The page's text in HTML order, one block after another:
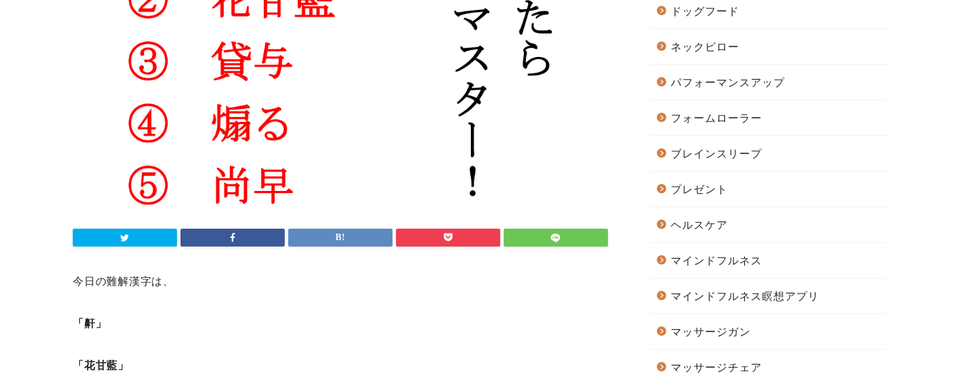
今日の難解漢字は、
「鼾」
「花甘藍」
ドッグフード
ネックピロー
パフォーマンスアップ
フォームローラー
ブレインスリープ
プレゼント
ヘルスケア
マインドフルネス
マインドフルネス瞑想アプリ
マッサージガン
マッサージチェア